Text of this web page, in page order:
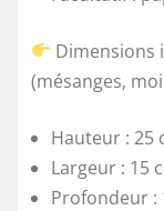
Dimensions
(mésanges,
Hauteur : 25
Largeur : 15
Profondeur :